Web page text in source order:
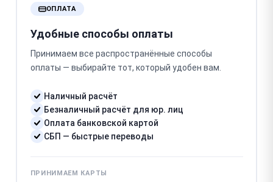
ОПЛАТА
Удобные способы оплаты
Принимаем все распространённые способы
оплаты — выбирайте тот, который удобен вам.
Наличный расчёт
Безналичный расчёт для юр. лиц
Оплата банковской картой
СБП — быстрые переводы
ПРИНИМАЕМ КАРТЫ